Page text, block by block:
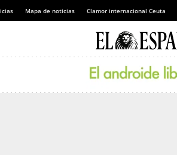
Mapa de noticias Clamor internacional Ceuta